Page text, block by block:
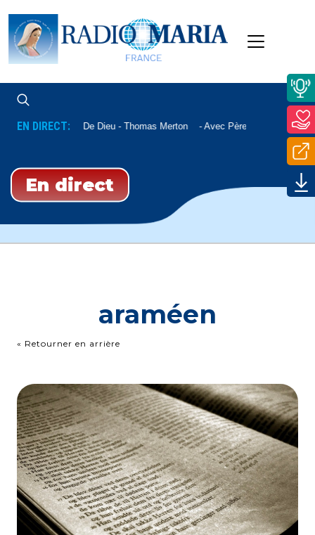
EN DIRECT:La Paix De Dieu - Thomas Merton Avec Père Nicolas
En direct
araméen
« Retourner en arrière